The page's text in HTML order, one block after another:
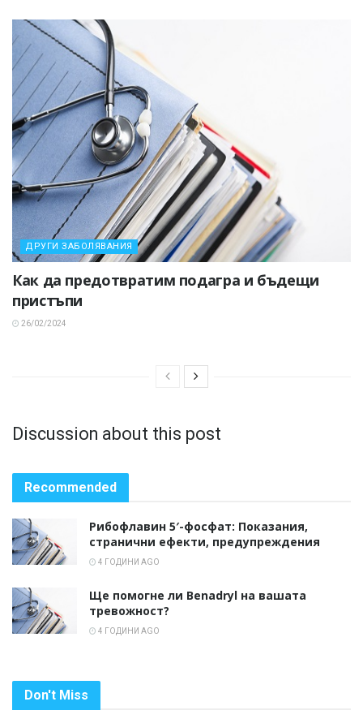
ДРУГИ ЗАБОЛЯВАНИЯ
Как да предотвратим подагра и бъдещи
пристъпи
26/02/2024
Discussion about this post
Recommended
Рибофлавин 5′-фосфат: Показания,
странични ефекти, предупреждения
4 ГОДИНИ AGO
Ще помогне ли Benadryl на вашата
тревожност?
4 ГОДИНИ AGO
Don't Miss